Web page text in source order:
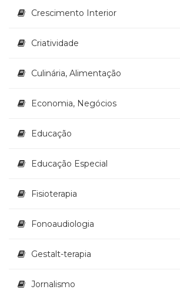
Crescimento Interior
Criatividade
Culinária, Alimentação
Economia, Negócios
Educação
Educação Especial
Fisioterapia
Fonoaudiologia
Gestalt-terapia
Jornalismo